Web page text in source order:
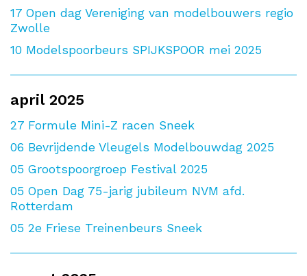
17 Open dag Vereniging van modelbouwers regio
Zwolle
10 Modelspoorbeurs SPIJKSPOOR mei 2025
april 2025
27 Formule Mini-Z racen Sneek
06 Bevrijdende Vleugels Modelbouwdag 2025
05 Grootspoorgroep Festival 2025
05 Open Dag 75-jarig jubileum NVM afd.
Rotterdam
05 2e Friese Treinenbeurs Sneek